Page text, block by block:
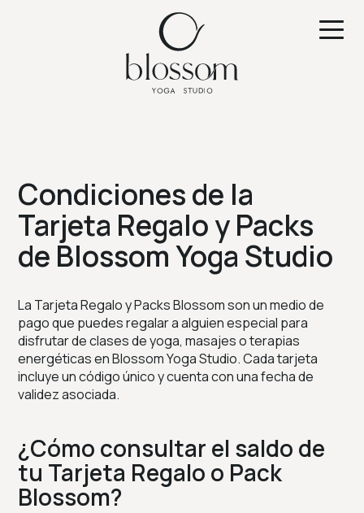
Condiciones de la
Tarjeta Regalo y Packs
de Blossom Yoga Studio
La Tarjeta Regalo y Packs Blossom son un medio de
pago que puedes regalar a alguien especial para
disfrutar de clases de yoga, masajes o terapias
energéticas en Blossom Yoga Studio. Cada tarjeta
incluye un código único y cuenta con una fecha de
validez asociada.
¿Cómo consultar el saldo de
tu Tarjeta Regalo o Pack
Blossom?